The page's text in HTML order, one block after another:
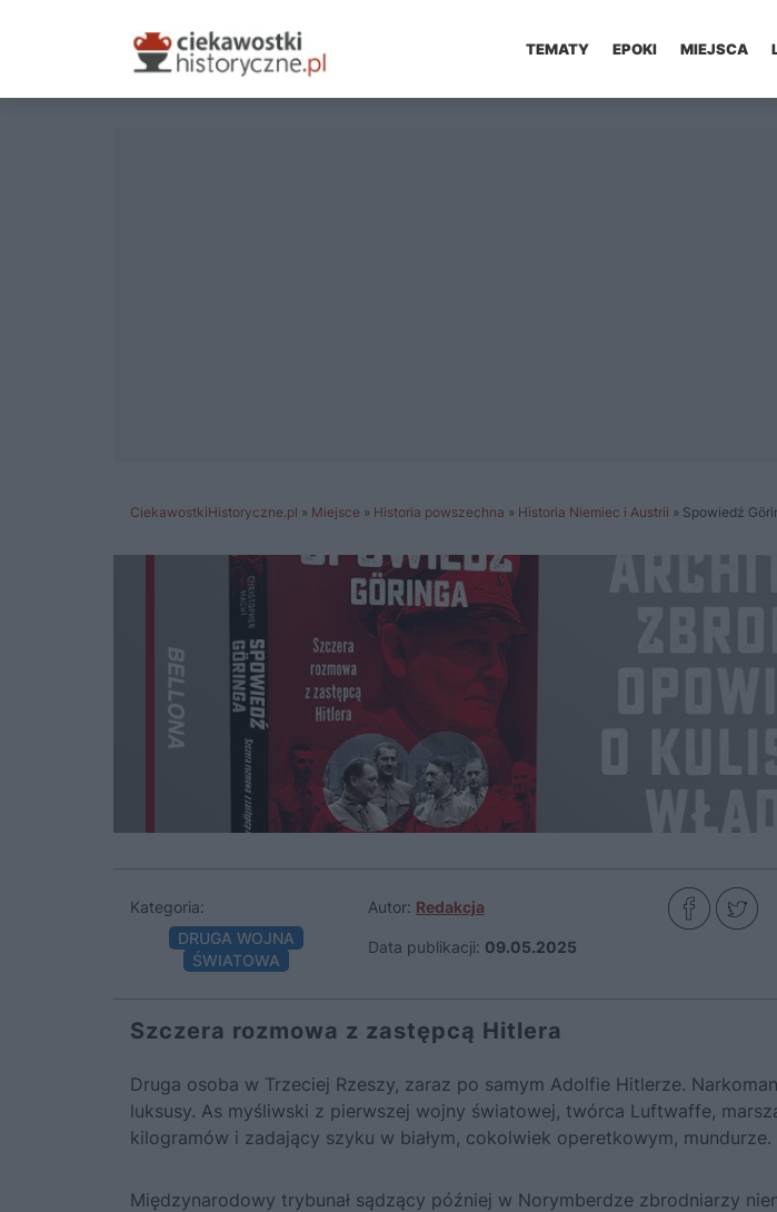
TEMATY EPOKI MIEJSCA
CiekawostkiHistoryczne.pl » Miejsce » Historia powszechna » Historia Niemiec i Austrii » Spowiedź
Kategoria:
DRUGA WOJNA
ŚWIATOWA
Autor: Redakcja
Data publikacji: 09.05.2025
Szczera rozmowa z zastępcą Hitlera
Druga osoba w Trzeciej Rzeszy, zaraz po samym Adolfie Hitlerze.
luksusy. As myśliwski z pierwszej wojny światowej, twórca Luftwaffe,
kilogramów i zadający szyku w białym, cokolwiek operetkowym, mundurze.
Międzynarodowy trybunał sądzący później w Norymberdze zbrodniarzy